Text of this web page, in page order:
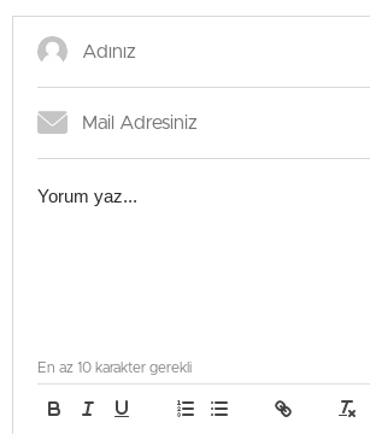
En az 10 karakter gerekli